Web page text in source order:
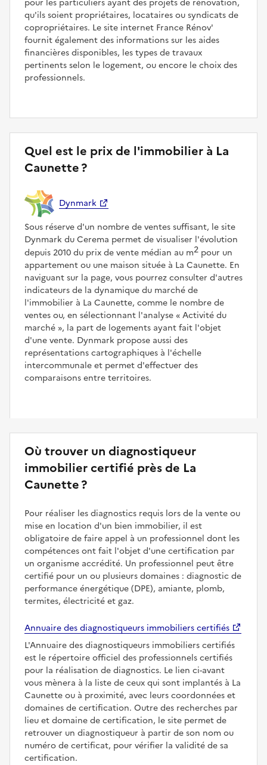
pour les particuliers ayant des projets de rénovation,
qu'ils soient propriétaires, locataires ou syndicats de
copropriétaires. Le site internet France Rénov'
fournit également des informations sur les aides
financières disponibles, les types de travaux
pertinents selon le logement, ou encore le choix des
professionnels.
Quel est le prix de l'immobilier à La
Caunette ?
Dynmark
Sous réserve d'un nombre de ventes suffisant, le site
Dynmark du Cerema permet de visualiser l'évolution
depuis 2010 du prix de vente médian au m2 pour un
appartement ou une maison située à La Caunette. En
naviguant sur la page, vous pourrez consulter d'autres
indicateurs de la dynamique du marché de
l'immobilier à La Caunette, comme le nombre de
ventes ou, en sélectionnant l'analyse
Activité du
marché , la part de logements ayant fait l'objet
d'une vente. Dynmark propose aussi des
représentations cartographiques à l'échelle
intercommunale et permet d'effectuer des
comparaisons entre territoires.
Où trouver un diagnostiqueur
immobilier certifié près de La
Caunette ?
Pour réaliser les diagnostics requis lors de la vente ou
mise en location d'un bien immobilier, il est
obligatoire de faire appel à un professionnel dont les
compétences ont fait l'objet d'une certification par
un organisme accrédité. Un professionnel peut être
certifié pour un ou plusieurs domaines : diagnostic de
performance énergétique (DPE), amiante, plomb,
termites, électricité et gaz.
Annuaire des diagnostiqueurs immobiliers certifiés
L'Annuaire des diagnostiqueurs immobiliers certifiés
est le répertoire officiel des professionnels certifiés
pour la réalisation de diagnostics. Le lien ci-avant
vous mènera à la liste de ceux qui sont implantés à La
Caunette ou à proximité, avec leurs coordonnées et
domaines de certification. Outre des recherches par
lieu et domaine de certification, le site permet de
retrouver un diagnostiqueur à partir de son nom ou
numéro de certificat, pour vérifier la validité de sa
certification.